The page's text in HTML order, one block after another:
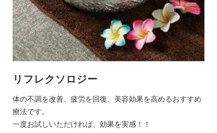
リフレクソロジー
体の不調を改善、疲労を回復、美容効果を高めるおすすめ
療法です。
一度お試しいただければ、効果を実感！！